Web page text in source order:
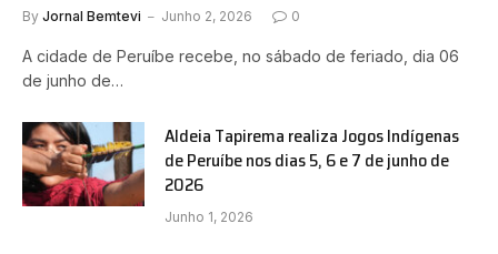
By Jornal Bemtevi Junho 2, 2026 0
A cidade de Peruíbe recebe, no sábado de feriado, dia 06
de junho de…
Aldeia Tapirema realiza Jogos Indígenas
de Peruíbe nos dias 5, 6 e 7 de junho de
2026
Junho 1, 2026